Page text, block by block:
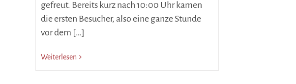
gefreut. Bereits kurz nach 10:00 Uhr kamen
die ersten Besucher, also eine ganze Stunde
vor dem […]
Weiterlesen